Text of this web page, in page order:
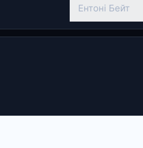
Ентоні Бейт